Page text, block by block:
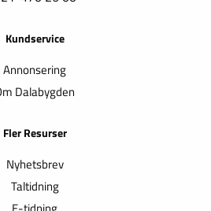
Kundservice
Annonsering
Dalabygden
Fler Resurser
Nyhetsbrev
Taltidning